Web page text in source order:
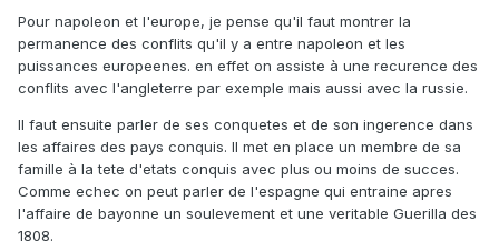
Pour napoleon et l'europe, je pense qu'il faut montrer la
permanence des conflits qu'il y a entre napoleon et les
puissances europeenes. en effet on assiste à une recurence des
conflits avec l'angleterre par exemple mais aussi avec la russie.
Il faut ensuite parler de ses conquetes et de son ingerence dans
les affaires des pays conquis. Il met en place un membre de sa
famille à la tete d'etats conquis avec plus ou moins de succes.
Comme echec on peut parler de l'espagne qui entraine apres
l'affaire de bayonne un soulevement et une veritable Guerilla des
1808.